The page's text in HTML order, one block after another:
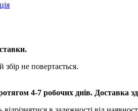
не повертається.
4-7 робочих днів. Доставка